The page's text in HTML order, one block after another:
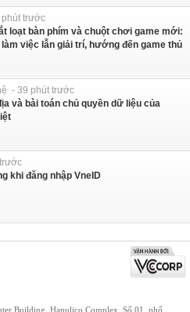
trước
loạt bàn phím và chuột chơi game mới:
việc lẫn giải trí, hướng đến game thủ
- 39 phút trước
và bài toán chủ quyền dữ liệu của
khi đăng nhập VneID
Building, Hapulico Complex, Số 01, phố